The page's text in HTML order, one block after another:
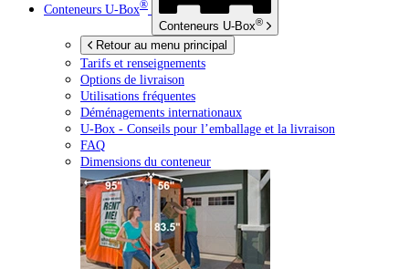
Conteneurs U-Box®
Conteneurs U-Box®
Retour au menu principal
Tarifs et renseignements
Options de livraison
Utilisations fréquentes
Déménagements internationaux
U-Box - Conseils pour l’emballage et la livraison
FAQ
Dimensions du conteneur